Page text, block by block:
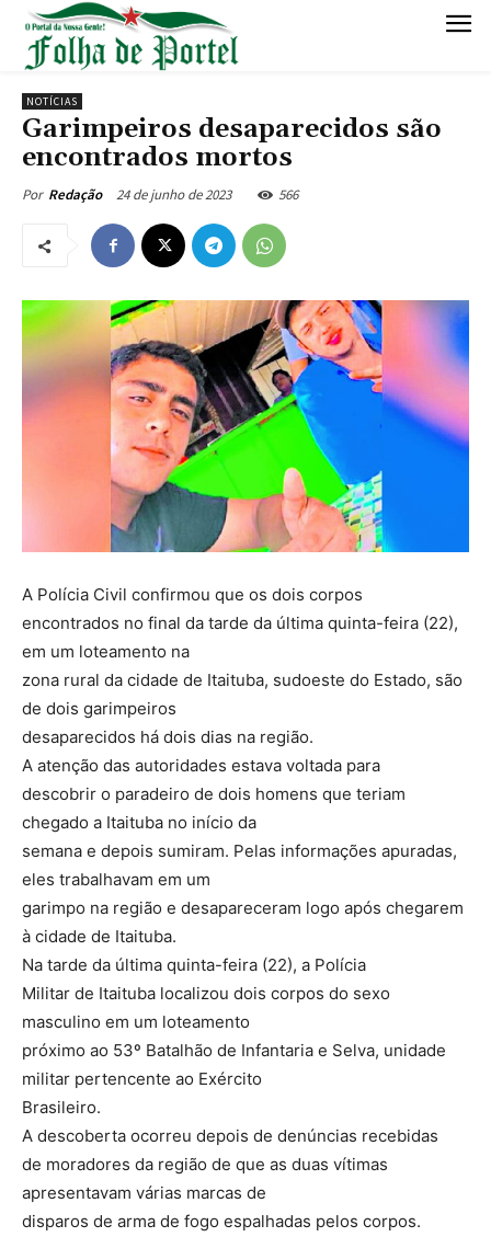
NOTÍCIAS
Garimpeiros desaparecidos são
encontrados mortos
Por Redação 24 de junho de 2023 566
A Polícia Civil confirmou que os dois corpos
encontrados no final da tarde da última quinta-feira (22),
em um loteamento na
zona rural da cidade de Itaituba, sudoeste do Estado, são
de dois garimpeiros
desaparecidos há dois dias na região.
A atenção das autoridades estava voltada para
descobrir o paradeiro de dois homens que teriam
chegado a Itaituba no início da
semana e depois sumiram. Pelas informações apuradas,
eles trabalhavam em um
garimpo na região e desapareceram logo após chegarem
à cidade de Itaituba.
Na tarde da última quinta-feira (22), a Polícia
Militar de Itaituba localizou dois corpos do sexo
masculino em um loteamento
próximo ao 53º Batalhão de Infantaria e Selva, unidade
militar pertencente ao Exército
Brasileiro.
A descoberta ocorreu depois de denúncias recebidas
de moradores da região de que as duas vítimas
apresentavam várias marcas de
disparos de arma de fogo espalhadas pelos corpos.